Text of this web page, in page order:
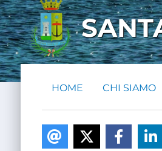
HOME CHI SIAMO